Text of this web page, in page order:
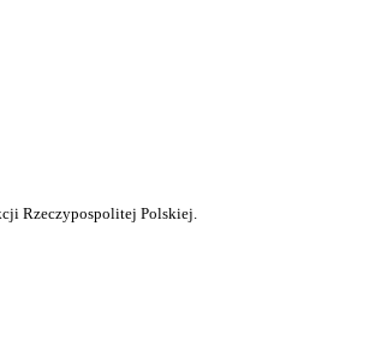
Rzeczypospolitej Polskiej.